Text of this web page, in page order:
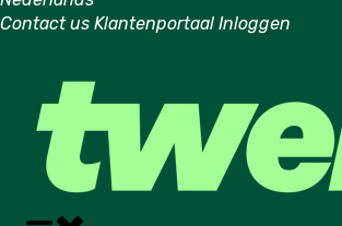
Contact us Klantenportaal Inloggen